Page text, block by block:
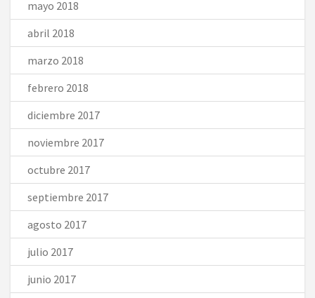
mayo 2018
abril 2018
marzo 2018
febrero 2018
diciembre 2017
noviembre 2017
octubre 2017
septiembre 2017
agosto 2017
julio 2017
junio 2017